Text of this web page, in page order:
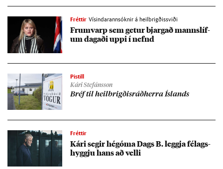
Fréttir Vísindarannsóknir á heilbrigðissviði
Frum­varp sem get­ur bjarg­að manns­líf­
um dag­aði uppi í nefnd
Pistill
Kári Stefánsson
Bréf til heil­brigð­is­ráð­herra Ís­lands
Fréttir
Kári seg­ir hé­góma Dags B. leggja fé­lags­
hyggju hans að velli